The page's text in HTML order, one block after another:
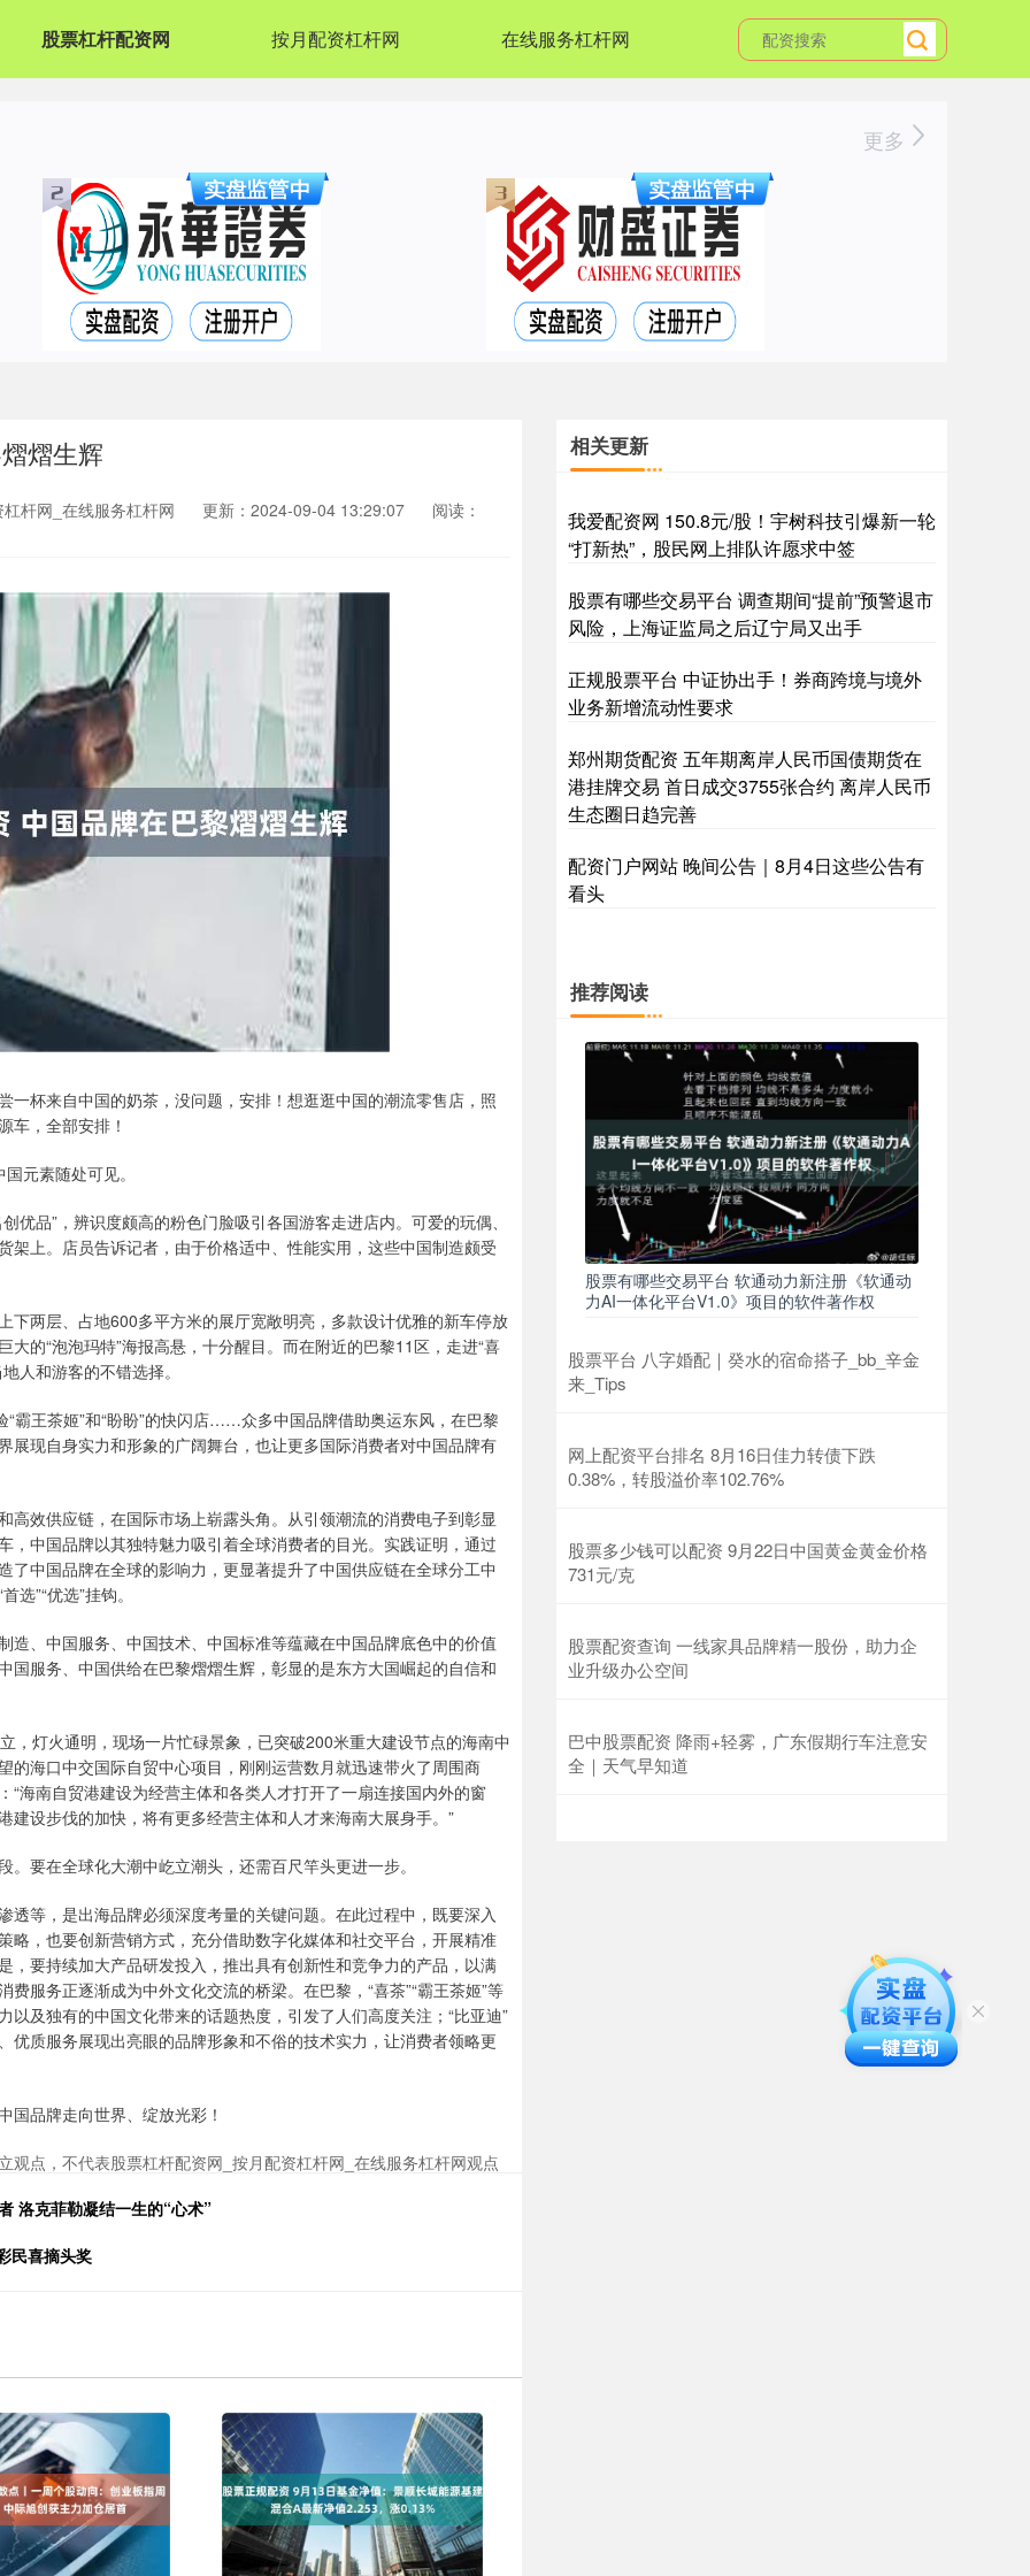
股票杠杆配资网 按月配资杠杆网 在线服务杠杆网
更多
熠生辉
杆网_在线服务杠杆网 更新：2024-09-04 13:29:07 阅读：
来自中国的奶茶，没问题，安排！想逛逛中国的潮流零售店，照
车，全部安排！
元素随处可见。
”，辨识度颇高的粉色门脸吸引各国游客走进店内。可爱的玩偶、
上。店员告诉记者，由于价格适中、性能实用，这些中国制造颇受
层、占地600多平方米的展厅宽敞明亮，多款设计优雅的新车停放
的“泡泡玛特”海报高悬，十分醒目。而在附近的巴黎11区，走进“喜
人和游客的不错选择。
王茶姬”和“盼盼”的快闪店……众多中国品牌借助奥运东风，在巴黎
现自身实力和形象的广阔舞台，也让更多国际消费者对中国品牌有
供应链，在国际市场上崭露头角。从引领潮流的消费电子到彰显
中国品牌以其独特魅力吸引着全球消费者的目光。实践证明，通过
中国品牌在全球的影响力，更显著提升了中国供应链在全球分工中
”“优选”挂钩。
中国服务、中国技术、中国标准等蕴藏在中国品牌底色中的价值
服务、中国供给在巴黎熠熠生辉，彰显的是东方大国崛起的自信和
，灯火通明，现场一片忙碌景象，已突破200米重大建设节点的海南中
海口中交国际自贸中心项目，刚刚运营数月就迅速带火了周围商
海南自贸港建设为经营主体和各类人才打开了一扇连接国内外的窗
设步伐的加快，将有更多经营主体和人才来海南大展身手。”
在全球化大潮中屹立潮头，还需百尺竿头更进一步。
，是出海品牌必须深度考量的关键问题。在此过程中，既要深入
，也要创新营销方式，充分借助数字化媒体和社交平台，开展精准
要持续加大产品研发投入，推出具有创新性和竞争力的产品，以满
服务正逐渐成为中外文化交流的桥梁。在巴黎，“喜茶”“霸王茶姬”等
及独有的中国文化带来的话题热度，引发了人们高度关注；“比亚迪”
质服务展现出亮眼的品牌形象和不俗的技术实力，让消费者领略更
品牌走向世界、绽放光彩！
观点，不代表股票杠杆配资网_按月配资杠杆网_在线服务杠杆网观点
洛克菲勒凝结一生的“心术”
民喜摘头奖
相关更新
我爱配资网 150.8元/股！宇树科技引爆新一轮
“打新热”，股民网上排队许愿求中签
股票有哪些交易平台 调查期间“提前”预警退市
风险，上海证监局之后辽宁局又出手
正规股票平台 中证协出手！券商跨境与境外
业务新增流动性要求
郑州期货配资 五年期离岸人民币国债期货在
港挂牌交易 首日成交3755张合约 离岸人民币
生态圈日趋完善
配资门户网站 晚间公告｜8月4日这些公告有
看头
推荐阅读
股票有哪些交易平台 软通动力新注册《软通动
力AI一体化平台V1.0》项目的软件著作权
股票平台 八字婚配｜癸水的宿命搭子_bb_辛金
来_Tips
网上配资平台排名 8月16日佳力转债下跌
0.38%，转股溢价率102.76%
股票多少钱可以配资 9月22日中国黄金黄金价格
731元/克
股票配资查询 一线家具品牌精一股份，助力企
业升级办公空间
巴中股票配资 降雨+轻雾，广东假期行车注意安
全｜天气早知道